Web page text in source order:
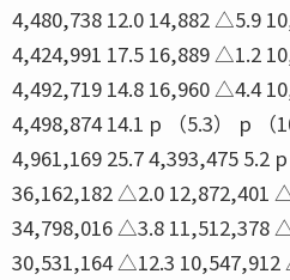
4,480,738 12.0 14,882 △5.9
4,424,991 17.5 16,889 △1.2
4,492,719 14.8 16,960 △4.4
4,498,874 14.1 p （5.3） p （
4,961,169 25.7 4,393,475 5.2
36,162,182 △2.0 12,872,401
34,798,016 △3.8 11,512,378
30,531,164 △12.3